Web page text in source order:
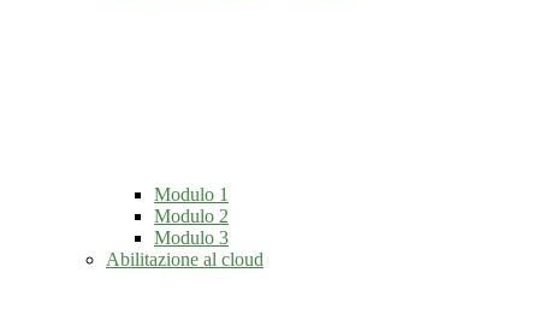
Modulo 1
Modulo 2
Modulo 3
Abilitazione al cloud